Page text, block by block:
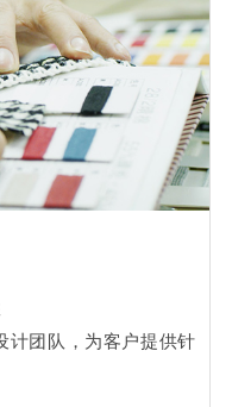
计团队，为客户提供针